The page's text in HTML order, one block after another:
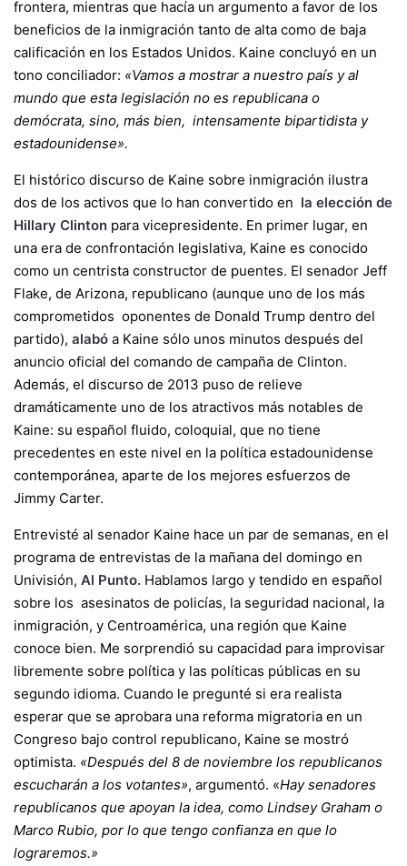
frontera, mientras que hacía un argumento a favor de los
beneficios de la inmigración tanto de alta como de baja
calificación en los Estados Unidos. Kaine concluyó en un
tono conciliador: «Vamos a mostrar a nuestro país y al
mundo que esta legislación no es republicana o
demócrata, sino, más bien, intensamente bipartidista y
estadounidense».
El histórico discurso de Kaine sobre inmigración ilustra
dos de los activos que lo han convertido en la elección de
Hillary Clinton para vicepresidente. En primer lugar, en
una era de confrontación legislativa, Kaine es conocido
como un centrista constructor de puentes. El senador Jeff
Flake, de Arizona, republicano (aunque uno de los más
comprometidos oponentes de Donald Trump dentro del
partido), alabó a Kaine sólo unos minutos después del
anuncio oficial del comando de campaña de Clinton.
Además, el discurso de 2013 puso de relieve
dramáticamente uno de los atractivos más notables de
Kaine: su español fluido, coloquial, que no tiene
precedentes en este nivel en la política estadounidense
contemporánea, aparte de los mejores esfuerzos de
Jimmy Carter.
Entrevisté al senador Kaine hace un par de semanas, en el
programa de entrevistas de la mañana del domingo en
Univisión, Al Punto. Hablamos largo y tendido en español
sobre los asesinatos de policías, la seguridad nacional, la
inmigración, y Centroamérica, una región que Kaine
conoce bien. Me sorprendió su capacidad para improvisar
libremente sobre política y las políticas públicas en su
segundo idioma. Cuando le pregunté si era realista
esperar que se aprobara una reforma migratoria en un
Congreso bajo control republicano, Kaine se mostró
optimista. «Después del 8 de noviembre los republicanos
escucharán a los votantes», argumentó. «Hay senadores
republicanos que apoyan la idea, como Lindsey Graham o
Marco Rubio, por lo que tengo confianza en que lo
lograremos.»